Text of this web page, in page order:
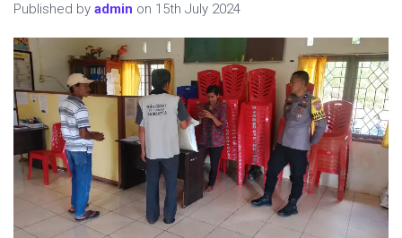
Published by admin on 15th July 2024